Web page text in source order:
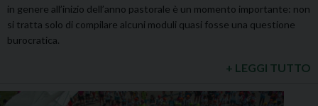
in genere all’inizio dell’anno pastorale è un momento importante: non
si tratta solo di compilare alcuni moduli quasi fosse una questione
burocratica.
+ LEGGI TUTTO